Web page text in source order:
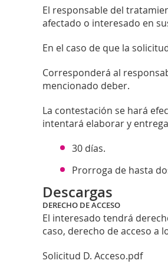
El responsable del
afectado o interesado en
En el caso de que la
Corresponderá al
mencionado deber.
La contestación se hará
intentará elaborar y
30 días.
Prorroga de hasta
Descargas
DERECHO DE ACCESO
El interesado tendrá
caso, derecho de acceso a
Solicitud D. Acceso.pdf